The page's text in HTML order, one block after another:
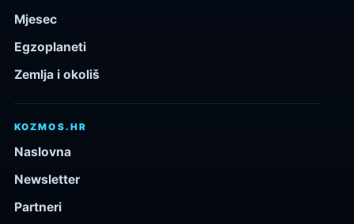
Mjesec
Egzoplaneti
Zemlja i okoliš
KOZMOS.HR
Naslovna
Newsletter
Partneri